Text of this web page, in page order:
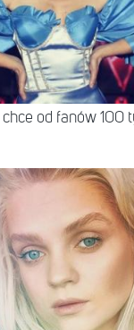
chce od fanów 100